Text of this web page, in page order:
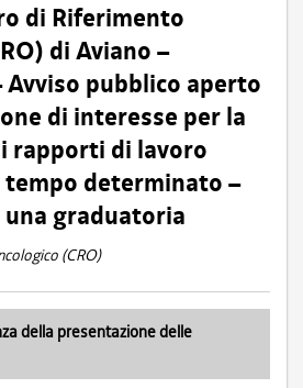
di Riferimento
di Aviano –
Avviso pubblico aperto
di interesse per la
rapporti di lavoro
determinato –
una graduatoria
(CRO)
della presentazione delle